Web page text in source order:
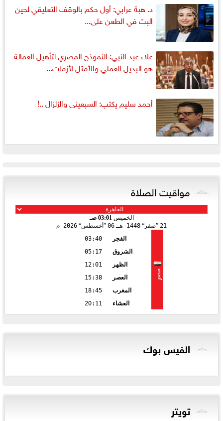
د. هبة عرابي: أول حكم بالوقف التعليقي لحين
البت في الطعن على...
علاء عبد النبي: النموذج المصري لتأهيل العمالة
هو البديل العملي والأمثل لأزمات...
أحمد سليم يكتب: السبعينى والزلزال ..!
مواقيت الصلاة
الخميس 03:01 صـ
21
صفر 1448 هـ 06 أغسطس 2026 م
مصر
الفجر
03:40
الشروق
05:17
الظهر
12:01
العصر
15:38
المغرب
18:45
العشاء
20:11
الفيس بوك
تويتر